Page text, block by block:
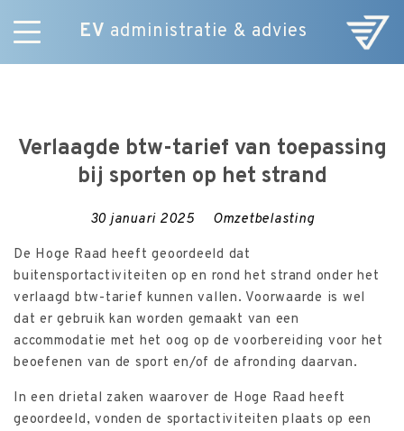
EV administratie & advies
Skip
Nieuws
Vacatures
Verlaagde btw-tarief van toepassing
bij sporten op het strand
30 januari 2025 Omzetbelasting
De Hoge Raad heeft geoordeeld dat
buitensportactiviteiten op en rond het strand onder het
verlaagd btw-tarief kunnen vallen. Voorwaarde is wel
dat er gebruik kan worden gemaakt van een
accommodatie met het oog op de voorbereiding voor het
beoefenen van de sport en/of de afronding daarvan.
In een drietal zaken waarover de Hoge Raad heeft
geoordeeld, vonden de sportactiviteiten plaats op een